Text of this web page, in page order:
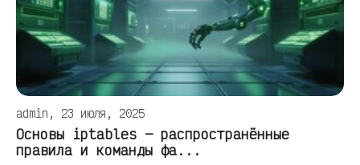
admin, 23 июля, 2025
Основы iptables — распространённые
правила и команды фа...